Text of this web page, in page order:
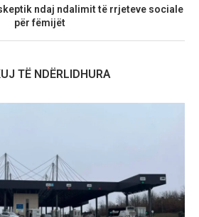
ndaj ndalimit të rrjeteve sociale
për fëmijët
TË NDËRLIDHURA